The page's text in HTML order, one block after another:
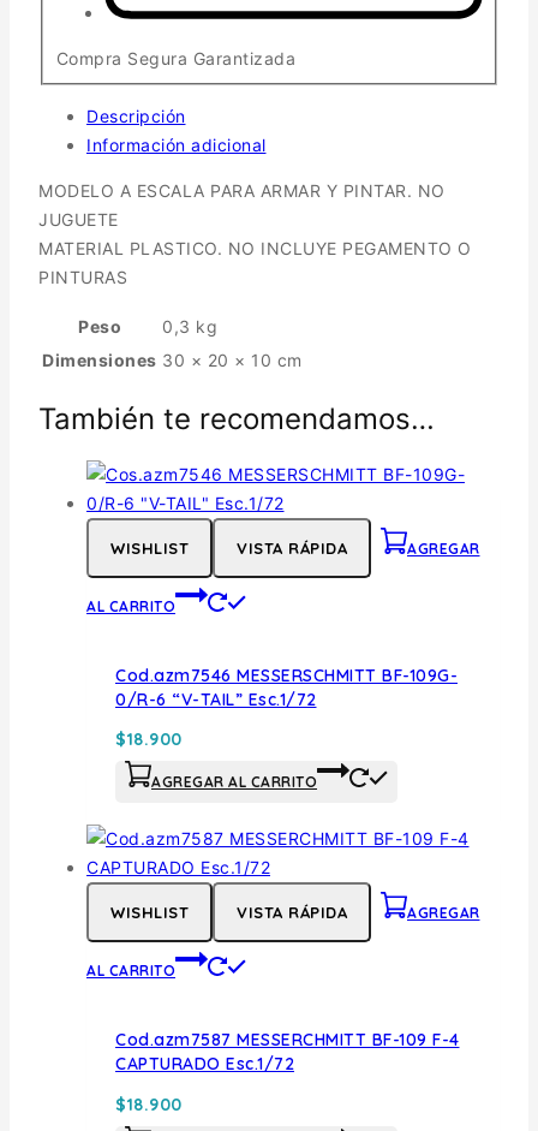
Compra Segura Garantizada
Descripción
Información adicional
MODELO A ESCALA PARA ARMAR Y PINTAR. NO
JUGUETE
MATERIAL PLASTICO. NO INCLUYE PEGAMENTO O
PINTURAS
Peso
0,3 kg
Dimensiones 30 × 20 × 10 cm
También te recomendamos…
WISHLIST VISTA RÁPIDA AGREGAR
AL CARRITO
Cod.azm7546 MESSERSCHMITT BF-109G-
0/R-6 “V-TAIL” Esc.1/72
$18.900
AGREGAR AL CARRITO
WISHLIST VISTA RÁPIDA AGREGAR
AL CARRITO
Cod.azm7587 MESSERCHMITT BF-109 F-4
CAPTURADO Esc.1/72
$18.900